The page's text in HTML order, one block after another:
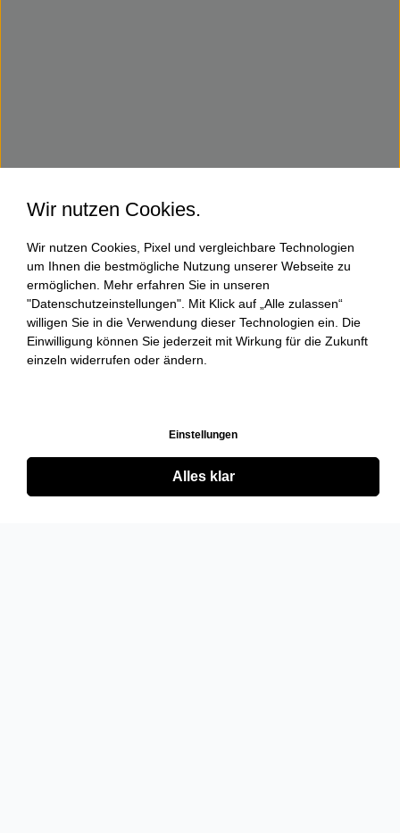
Wir nutzen Cookies.
Wir nutzen Cookies, Pixel und vergleichbare Technologien
um Ihnen die bestmögliche Nutzung unserer Webseite zu
ermöglichen. Mehr erfahren Sie in unseren
"Datenschutzeinstellungen". Mit Klick auf „Alle zulassen“
willigen Sie in die Verwendung dieser Technologien ein. Die
Einwilligung können Sie jederzeit mit Wirkung für die Zukunft
einzeln widerrufen oder ändern.
Einstellungen
Alles klar